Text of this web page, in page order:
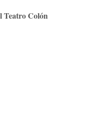
Teatro Colón